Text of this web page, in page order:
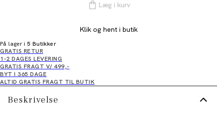
Læg i kurv
Klik og hent i butik
På lager i 5 Butikker
GRATIS RETUR
1-2 DAGES LEVERING
GRATIS FRAGT V/ 499,-
BYT I 365 DAGE
ALTID GRATIS FRAGT TIL BUTIK
Beskrivelse